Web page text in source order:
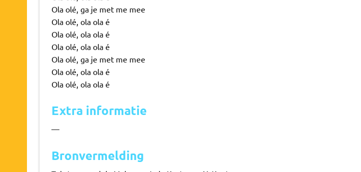
Ola olé, ga je met me mee
Ola olé, ola ola é
Ola olé, ola ola é
Ola olé, ola ola é
Ola olé, ga je met me mee
Ola olé, ola ola é
Ola olé, ola ola é
Extra informatie
—
Bronvermelding